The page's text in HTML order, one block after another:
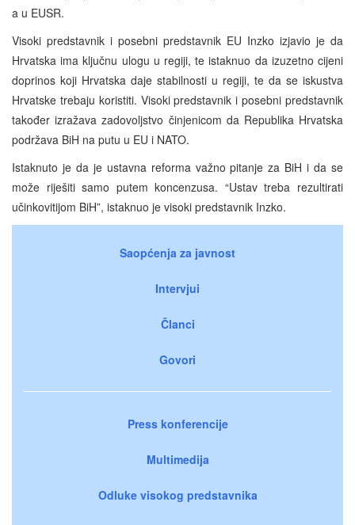
a u EUSR.
Visoki predstavnik i posebni predstavnik EU Inzko izjavio je da
Hrvatska ima ključnu ulogu u regiji, te istaknuo da izuzetno cijeni
doprinos koji Hrvatska daje stabilnosti u regiji, te da se iskustva
Hrvatske trebaju koristiti. Visoki predstavnik i posebni predstavnik
također izražava zadovoljstvo činjenicom da Republika Hrvatska
podržava BiH na putu u EU i NATO.
Istaknuto je da je ustavna reforma važno pitanje za BiH i da se
može riješiti samo putem koncenzusa. “Ustav treba rezultirati
učinkovitijom BiH”, istaknuo je visoki predstavnik Inzko.
Saopćenja za javnost
Intervjui
Članci
Govori
Press konferencije
Multimedija
Odluke visokog predstavnika